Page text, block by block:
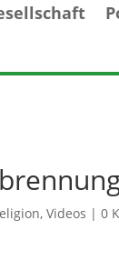
,Videos |0